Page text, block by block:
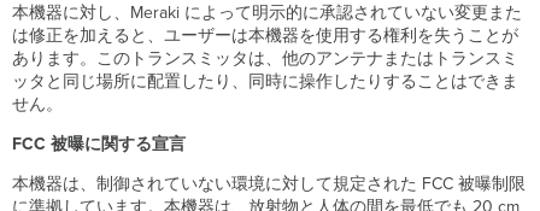
本機器に対し、Meraki によって明示的に承認されていない変更また
は修正を加えると、ユーザーは本機器を使用する権利を失うことが
あります。このトランスミッタは、他のアンテナまたはトランスミ
ッタと同じ場所に配置したり、同時に操作したりすることはできま
せん。
FCC 被曝に関する宣言
本機器は、制御されていない環境に対して規定された FCC 被曝制限
に準拠しています。本機器は、放射物と人体の間を最低でも 20 cm